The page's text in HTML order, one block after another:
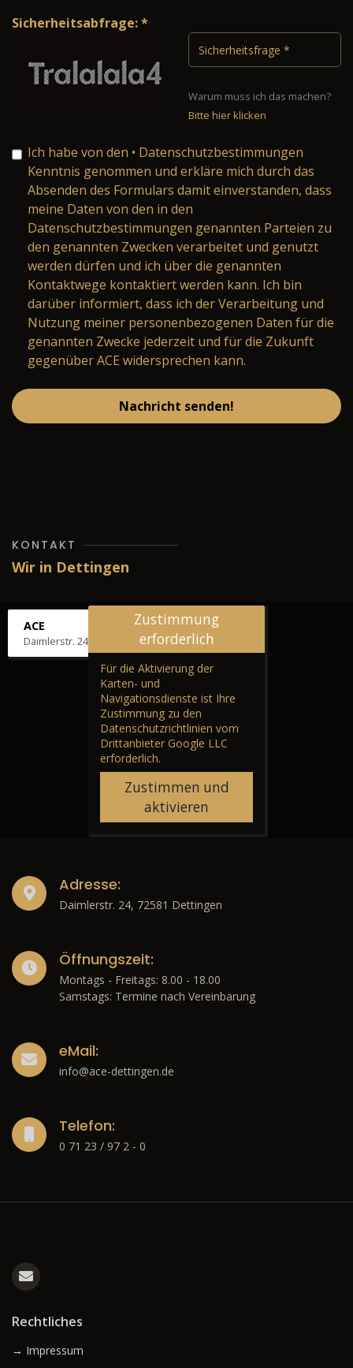
Sicherheitsabfrage: *
Warum muss ich das machen?
Bitte hier klicken
Ich habe von den • Datenschutzbestimmungen
Kenntnis genommen und erkläre mich durch das
Absenden des Formulars damit einverstanden, dass
meine Daten von den in den
Datenschutzbestimmungen genannten Parteien zu
den genannten Zwecken verarbeitet und genutzt
werden dürfen und ich über die genannten
Kontaktwege kontaktiert werden kann. Ich bin
darüber informiert, dass ich der Verarbeitung und
Nutzung meiner personenbezogenen Daten für die
genannten Zwecke jederzeit und für die Zukunft
gegenüber ACE widersprechen kann.
Nachricht senden!
KONTAKT
Wir in Dettingen
ACE
Daimlerstr. 24, 72581 Dettingen
Zustimmung
erforderlich
Für die Aktivierung der
Karten- und
Navigationsdienste ist Ihre
Zustimmung zu den
Datenschutzrichtlinien vom
Drittanbieter Google LLC
erforderlich.
Zustimmen und
aktivieren
Adresse:
Daimlerstr. 24, 72581 Dettingen
Öffnungszeit:
Montags - Freitags: 8.00 - 18.00
Samstags: Termine nach Vereinbarung
eMail:
info@ace-dettingen.de
Telefon:
0 71 23 / 97 2 - 0
Rechtliches
→ Impressum